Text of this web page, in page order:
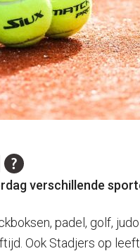
verschillende
padel, golf,
Ook Stadjers op